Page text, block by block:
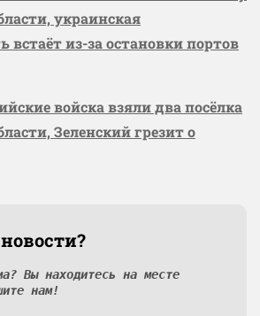
украинская
из-за остановки портов
войска взяли два посёлка
Зеленский грезит о
Вы находитесь на месте
нам!